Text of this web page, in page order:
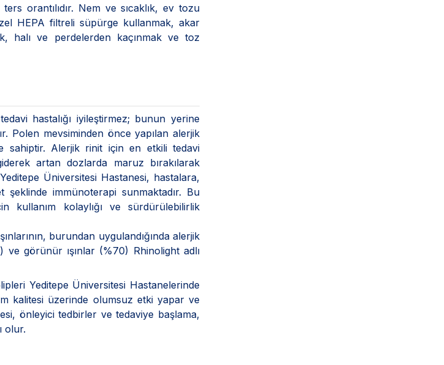
orantılıdır. Nem ve sıcaklık, ev tozu
HEPA filtreli süpürge kullanmak, akar
halı ve perdelerden kaçınmak ve toz
hastalığı iyileştirmez; bunun yerine
Polen mevsiminden önce yapılan alerjik
sahiptir. Alerjik rinit için en etkili tedavi
artan dozlarda maruz bırakılarak
Üniversitesi Hastanesi, hastalara,
immünoterapi sunmaktadır. Bu
kullanım kolaylığı ve sürdürülebilirlik
burundan uygulandığında alerjik
görünür ışınlar (%70) Rhinolight adlı
Yeditepe Üniversitesi Hastanelerinde
kalitesi üzerinde olumsuz etki yapar ve
önleyici tedbirler ve tedaviye başlama,
olur.